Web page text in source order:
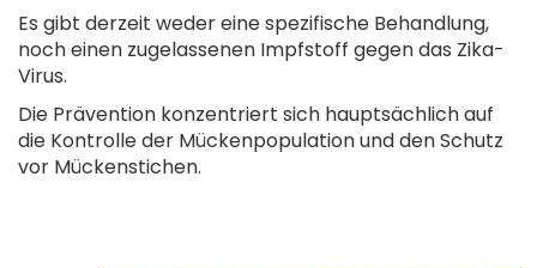
Es gibt derzeit weder eine spezifische Behandlung,
noch einen zugelassenen Impfstoff gegen das Zika-
Virus.
Die Prävention konzentriert sich hauptsächlich auf
die Kontrolle der Mückenpopulation und den Schutz
vor Mückenstichen.